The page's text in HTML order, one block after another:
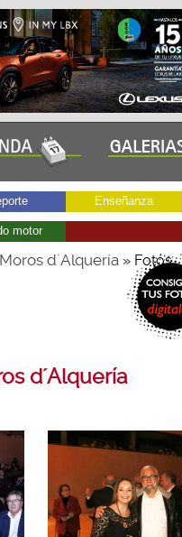
Enseñanza
motor
d´Alquería» Fotos
d´Alquería